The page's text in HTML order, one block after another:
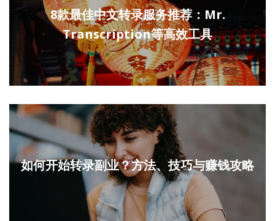
8款最佳中文转录服务推荐：Mr.
Transcription等高效工具
如何开始转录副业？方法、技巧与赚钱攻略